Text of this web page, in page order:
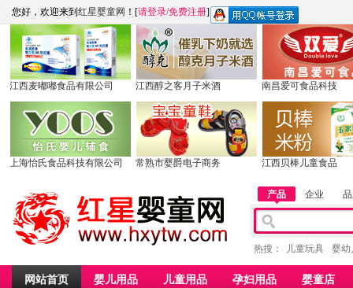
您好，欢迎来到 红星婴童网 ！[请登录/免费注册]
江西麦嘟嘟食品有限公司 江西醇之客月子米酒 南昌爱可食品科技
上海怡氏食品科技有限公司 常熟市婴爵电子商务 江西贝棒儿童食品
产品 企业
热搜： 儿童玩具 婴幼
网站首页 婴儿用品 儿童用品 孕妇用品 婴童店